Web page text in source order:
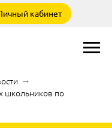
кабинет
→
школьников по